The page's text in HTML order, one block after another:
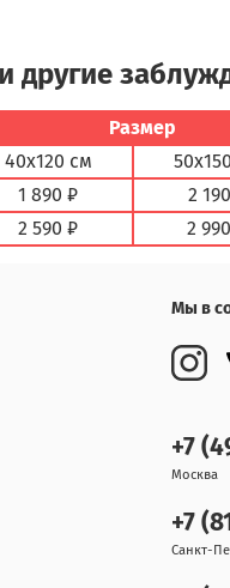
Размер
40х120 см
1 890 ₽ 2
2 590 ₽ 2
Мы в
+7
Москва
+7
Санкт-